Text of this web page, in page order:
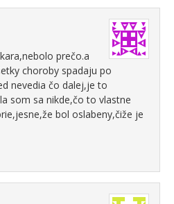
prečo.a
choroby spadaju po
nevedia čo dalej,je to
som sa nikde,čo to vlastne
bol oslabeny,čiže je